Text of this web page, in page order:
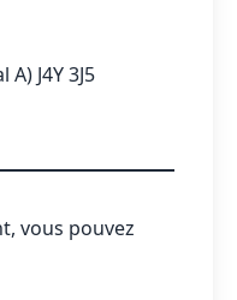
J4Y 3J5
vous pouvez